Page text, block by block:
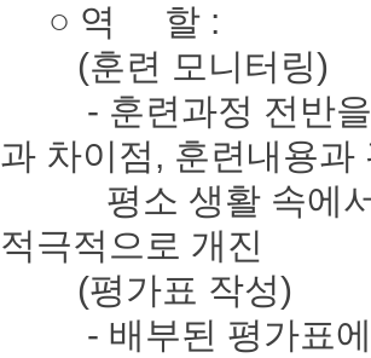
○ 역 할 :
(훈련 모니터링)
- 훈련과정 전반을
과 차이점, 훈련내용과
평소 생활 속에서
적극적으로 개진
(평가표 작성)
- 배부된 평가표에